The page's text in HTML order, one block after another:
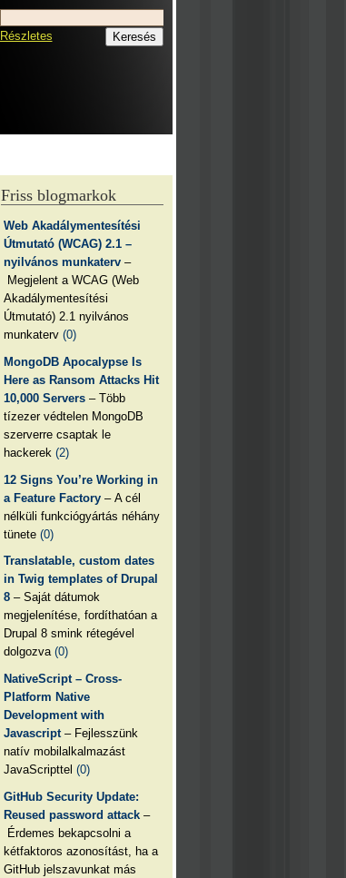
Részletes
Friss blogmarkok
Web Akadálymentesítési
Útmutató (WCAG) 2.1 –
nyilvános munkaterv –
Megjelent a WCAG (Web
Akadálymentesítési
Útmutató) 2.1 nyilvános
munkaterv(0)
MongoDB Apocalypse Is
Here as Ransom Attacks Hit
10,000 Servers – Több
tízezer védtelen MongoDB
szerverre csaptak le
hackerek(2)
12 Signs You’re Working in
a Feature Factory – A cél
nélküli funkciógyártás néhány
tünete(0)
Translatable, custom dates
in Twig templates of Drupal
8 – Saját dátumok
megjelenítése, fordíthatóan a
Drupal 8 smink rétegével
dolgozva(0)
NativeScript – Cross-
Platform Native
Development with
Javascript – Fejlesszünk
natív mobilalkalmazást
JavaScripttel(0)
GitHub Security Update:
Reused password attack –
Érdemes bekapcsolni a
kétfaktoros azonosítást, ha a
GitHub jelszavunkat más